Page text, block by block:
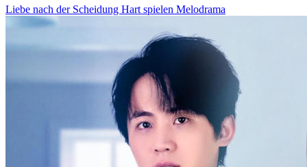
Liebe nach der Scheidung Hart spielen Melodrama